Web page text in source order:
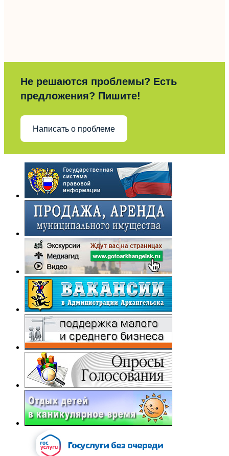
Не решаются проблемы? Есть
предложения? Пишите!
Написать о проблеме